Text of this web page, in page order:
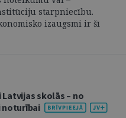
starpniecību.
izaugsmi ir šī
skolās – no
noturībai